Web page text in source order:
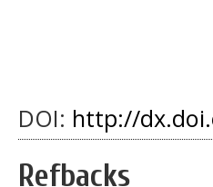
DOI: http://
Refbacks